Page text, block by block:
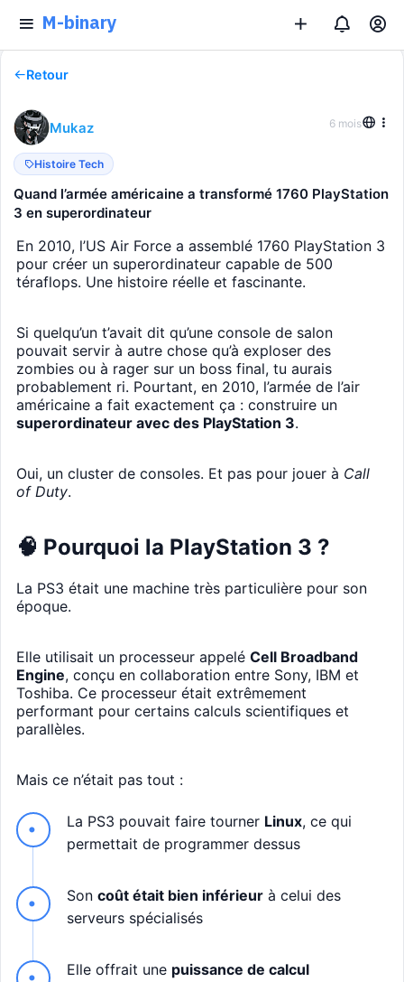
M-binary
Retour
Mukaz 6 mois
Histoire Tech
Quand l’armée américaine a transformé 1760 PlayStation
3 en superordinateur
En 2010, l’US Air Force a assemblé 1760 PlayStation 3
pour créer un superordinateur capable de 500
téraflops. Une histoire réelle et fascinante.
Si quelqu’un t’avait dit qu’une console de salon
pouvait servir à autre chose qu’à exploser des
zombies ou à rager sur un boss final, tu aurais
probablement ri. Pourtant, en 2010, l’armée de l’air
américaine a fait exactement ça : construire un
superordinateur avec des PlayStation 3.
Oui, un cluster de consoles. Et pas pour jouer à Call
of Duty.
🧠 Pourquoi la PlayStation 3 ?
La PS3 était une machine très particulière pour son
époque.
Elle utilisait un processeur appeléCell Broadband
Engine, conçu en collaboration entre Sony, IBM et
Toshiba. Ce processeur était extrêmement
performant pour certains calculs scientifiques et
parallèles.
Mais ce n’était pas tout :
La PS3 pouvait faire tourner Linux, ce qui
permettait de programmer dessus
Soncoût était bien inférieur à celui des
serveurs spécialisés
Elle offrait une puissance de calcul